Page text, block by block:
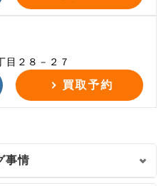
目２８－２７
買取予約
事情